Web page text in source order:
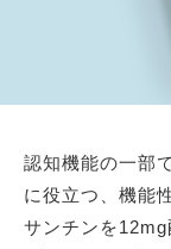
認知機能の一部
に役立つ、機能
サンチンを